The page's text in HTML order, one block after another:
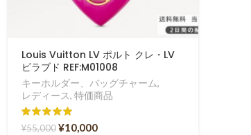
Louis Vuitton LV ポルト クレ・LV
ビラブド REF:M01008
キーホルダー、バッグチャーム,
レディース, 特価商品
¥55,000 ¥10,000